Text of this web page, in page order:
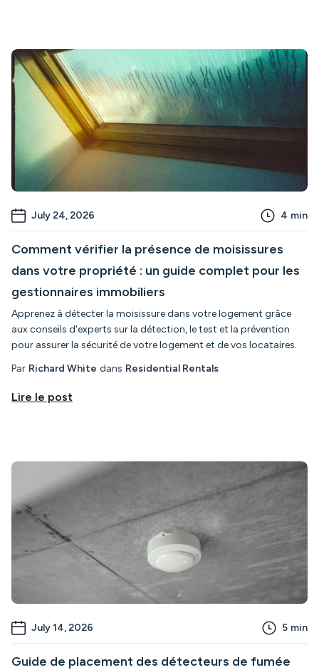
July 24, 2026 4 min
Comment vérifier la présence de moisissures
dans votre propriété : un guide complet pour les
gestionnaires immobiliers
Apprenez à détecter la moisissure dans votre logement grâce
aux conseils d'experts sur la détection, le test et la prévention
pour assurer la sécurité de votre logement et de vos locataires.
Par Richard White dans Residential Rentals
Lire le post
July 14, 2026 5 min
Guide de placement des détecteurs de fumée